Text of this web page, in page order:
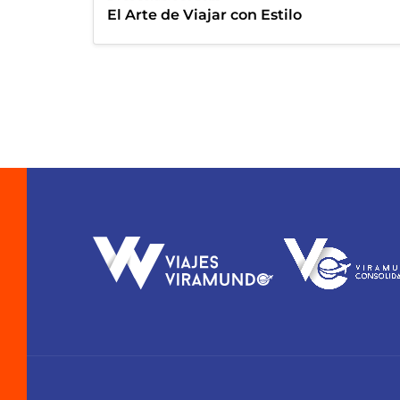
El Arte de Viajar con Estilo